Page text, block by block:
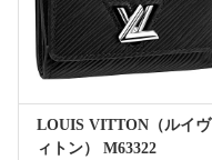
LOUIS VITTON（ルイヴ
ィトン） M63322